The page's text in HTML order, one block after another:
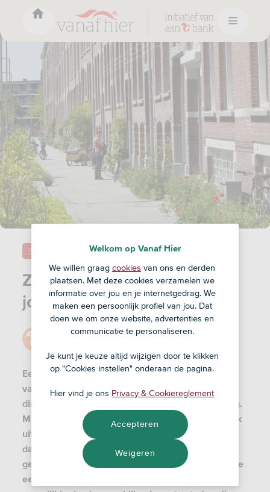
Zo maak je een geveltuin in
jouw stad
Samenleving
DoorRedactie
Een geveltuin is een strook planten aan de gevel
van je huis. In veel grote steden liggen woningen
direct aan de stoep, best wel een grijze bedoening.
Maar geveltuintjes zijn in opkomst! Het ziet er leuk
uit en is ook nog eens goed voor het klimaat. En
daarom worden ze ook steeds vaker vanuit de
gemeente gestimuleerd. Hier lees je precies hoe je
een geveltuin aanleggen aanpakt en wat de
Welkom op Vanaf Hier
We willen graag cookies van ons en derden
plaatsen. Met deze cookies verzamelen we
informatie over jou en je internetgedrag. We
maken een persoonlijk profiel van jou. Dat
doen we om onze website, advertenties en
communicatie te personaliseren.
Je kunt je keuze altijd wijzigen door te klikken
op "Cookies instellen" onderaan de pagina.
Hier vind je ons Privacy & Cookiereglement
Weigeren
Accepteren